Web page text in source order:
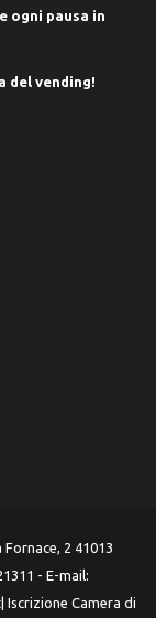
ogni pausa in
del vending!
2 41013
- E-mail:
| Iscrizione Camera di